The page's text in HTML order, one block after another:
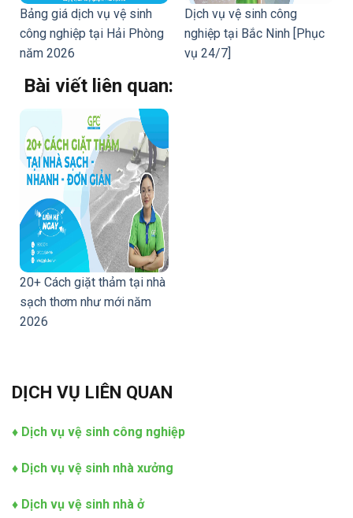
Bảng giá dịch vụ vệ sinh
công nghiệp tại Hải Phòng
năm 2026
Dịch vụ vệ sinh công
nghiệp tại Bắc Ninh [Phục
vụ 24/7]
Bài viết liên quan:
20+ Cách giặt thảm tại nhà
sạch thơm như mới năm
2026
DỊCH VỤ LIÊN QUAN
♦ Dịch vụ vệ sinh công nghiệp
♦ Dịch vụ vệ sinh nhà xưởng
♦ Dịch vụ vệ sinh nhà ở